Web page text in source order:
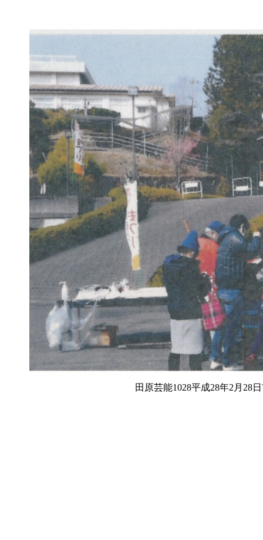
田原芸能1028平成28年2月28